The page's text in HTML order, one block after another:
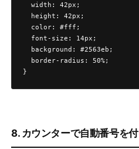
  width: 42px;
  height: 42px;
  color: #fff;
  font-size: 14px;
  background: #2563eb;
  border-radius: 50%;
}
8. カウンターで自動番号を